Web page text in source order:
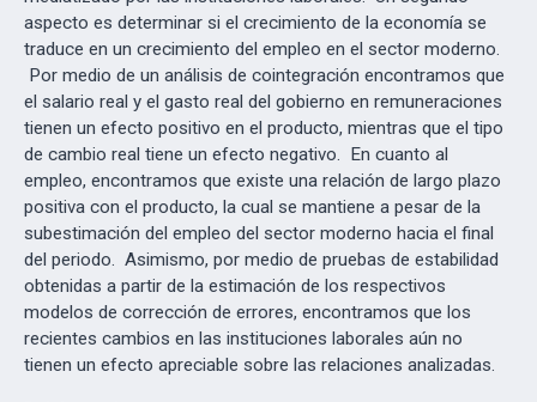
aspecto es determinar si el crecimiento de la economía se
traduce en un crecimiento del empleo en el sector moderno.
Por medio de un análisis de cointegración encontramos que
el salario real y el gasto real del gobierno en remuneraciones
tienen un efecto positivo en el producto, mientras que el tipo
de cambio real tiene un efecto negativo. En cuanto al
empleo, encontramos que existe una relación de largo plazo
positiva con el producto, la cual se mantiene a pesar de la
subestimación del empleo del sector moderno hacia el final
del periodo. Asimismo, por medio de pruebas de estabilidad
obtenidas a partir de la estimación de los respectivos
modelos de corrección de errores, encontramos que los
recientes cambios en las instituciones laborales aún no
tienen un efecto apreciable sobre las relaciones analizadas.